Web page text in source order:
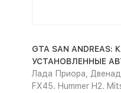
GTA SAN ANDREAS:
УСТАНОВЛЕННЫЕ
Лада Приора,
FX45. Hummer H2.